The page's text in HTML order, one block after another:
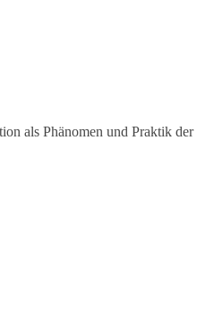
als Phänomen und Praktik der